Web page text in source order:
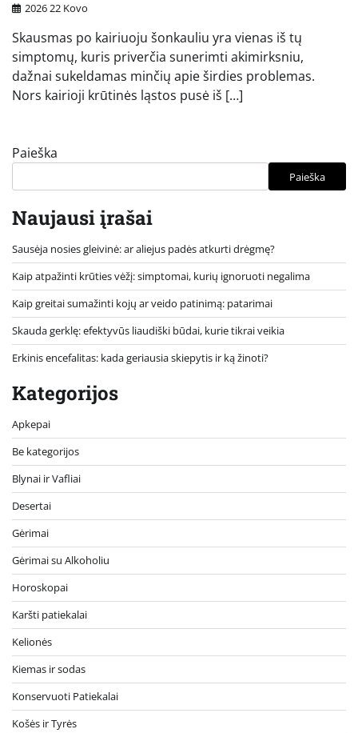
2026 22 Kovo
Skausmas po kairiuoju šonkauliu yra vienas iš tų
simptomų, kuris priverčia sunerimti akimirksniu,
dažnai sukeldamas minčių apie širdies problemas.
Nors kairioji krūtinės ląstos pusė iš […]
Paieška
Paieška
Naujausi įrašai
Sausėja nosies gleivinė: ar aliejus padės atkurti drėgmę?
Kaip atpažinti krūties vėžį: simptomai, kurių ignoruoti negalima
Kaip greitai sumažinti kojų ar veido patinimą: patarimai
Skauda gerklę: efektyvūs liaudiški būdai, kurie tikrai veikia
Erkinis encefalitas: kada geriausia skiepytis ir ką žinoti?
Kategorijos
Apkepai
Be kategorijos
Blynai ir Vafliai
Desertai
Gėrimai
Gėrimai su Alkoholiu
Horoskopai
Karšti patiekalai
Kelionės
Kiemas ir sodas
Konservuoti Patiekalai
Košės ir Tyrės